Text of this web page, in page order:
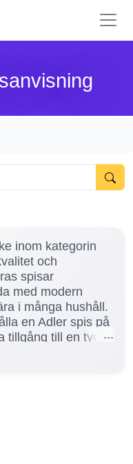
inom kategorin
och
spisar
med modern
i många hushåll.
en Adler spis på
tillgång till en tydlig
hjälper dig att
spisar,
att du enkelt kan